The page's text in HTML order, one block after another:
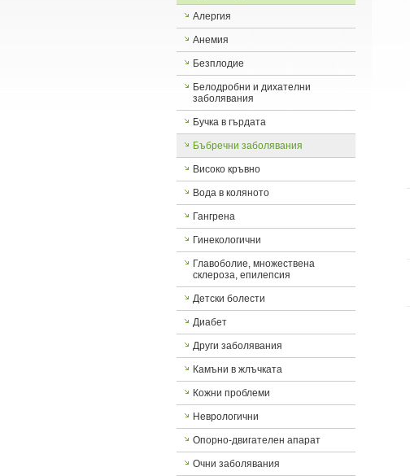
Алергия
Анемия
Безплодие
Белодробни и дихателни
заболявания
Бучка в гърдата
Бъбречни заболявания
Високо кръвно
Вода в коляното
Гангрена
Гинекологични
Главоболие, множествена
склероза, епилепсия
Детски болести
Диабет
Други заболявания
Камъни в жлъчката
Кожни проблеми
Неврологични
Опорно-двигателен апарат
Очни заболявания